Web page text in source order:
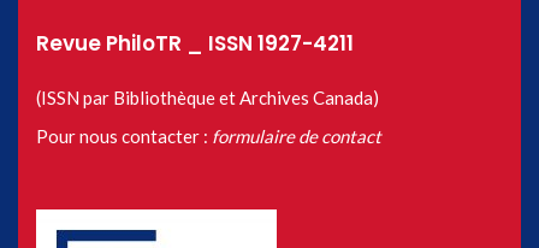
Revue PhiloTR _ ISSN 1927-4211
(ISSN par Bibliothèque et Archives Canada)
Pour nous contacter : formulaire de contact